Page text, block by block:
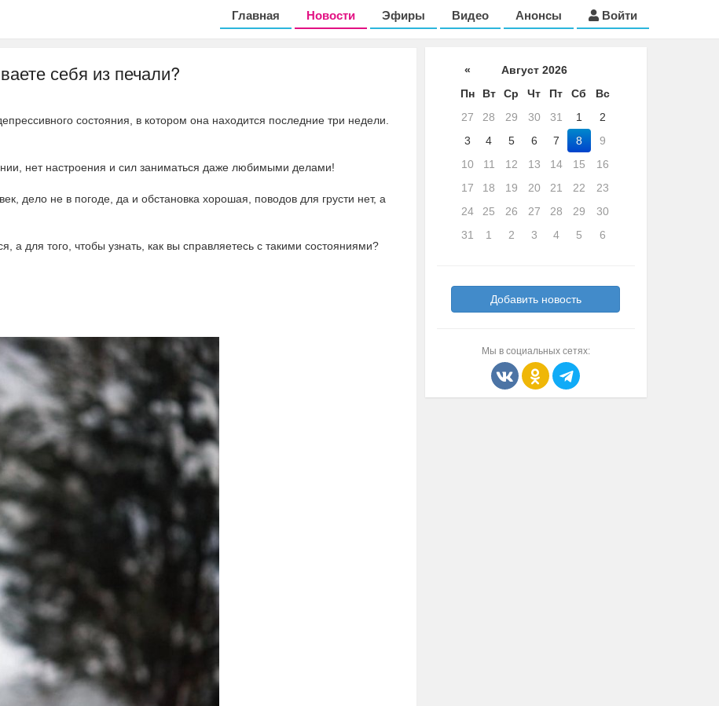
Главная Новости Эфиры Видео Анонсы Войти
себя из печали?
состояния, в котором она находится последние три недели.
нет настроения и сил заниматься даже любимыми делами!
дело не в погоде, да и обстановка хорошая, поводов для грусти нет, а
а для того, чтобы узнать, как вы справляетесь с такими состояниями?
«
Август 2026
Пн
Вт Ср Чт Пт Сб
Вс
27
28 29 30 31 1
2
3
4 5 6 7 8
9
10
11 12 13 14 15
16
17
18 19 20 21 22
23
24
25 26 27 28 29
30
31
1 2 3 4 5 6
Добавить новость
Мы в социальных сетях: